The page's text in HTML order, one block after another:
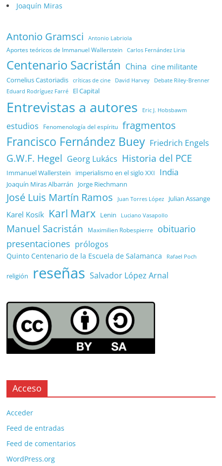
Joaquín Miras
Antonio Gramsci Antonio Labriola
Aportes teóricos de Immanuel Wallerstein Carlos Fernández Liria
Centenario Sacristán China cine militante
Cornelius Castoriadis críticas de cine David Harvey Debate Riley-Brenner
Eduard Rodríguez Farré El Capital
Entrevistas a autores Eric J. Hobsbawm
estudios Fenomenología del espíritu fragmentos
Francisco Fernández Buey Friedrich Engels
G.W.F. Hegel Georg Lukács Historia del PCE
Immanuel Wallerstein imperialismo en el siglo XXI India
Joaquín Miras Albarrán Jorge Riechmann
José Luis Martín Ramos Juan Torres López Julian Assange
Karel Kosík Karl Marx Lenin Luciano Vasapollo
Manuel Sacristán Maximilien Robespierre
obituario
presentaciones prólogos
Quinto Centenario de la Escuela de Salamanca Rafael Poch
religión reseñas Salvador López Arnal
Acceso
Acceder
Feed de entradas
Feed de comentarios
WordPress.org